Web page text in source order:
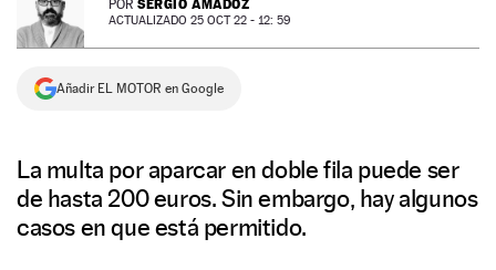
NEWSLETTER
SÍGUENOS
POR SERGIO AMADOZ
ACTUALIZADO 25 OCT 22 - 12: 59
Añadir EL MOTOR en Google
La multa por aparcar en doble fila puede ser
de hasta 200 euros. Sin embargo, hay algunos
casos en que está permitido.